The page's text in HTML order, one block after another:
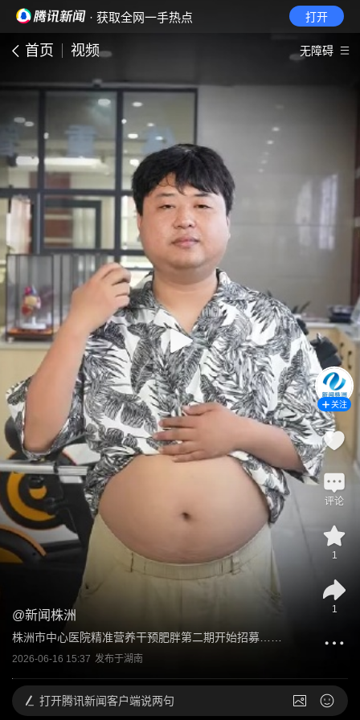
· 获取全网一手热点 打开
首页 视频 无障碍
@新闻株洲
株洲市中心医院精准营养干预肥胖第二期开始招募……
2026-06-16 15:37 发布于湖南
关注
评论
1
1
打开腾讯新闻客户端说两句